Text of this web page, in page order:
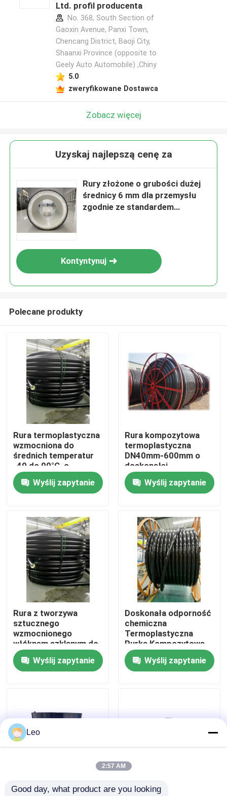
Produkty
Pokaz VR
Wycieczka po fabryce
Kontrola jakości
Aktualności
Wzmocnione rury termoplastyczne
Ltd. profil producenta
No. 368, South Section of
Gaoxin Avenue, Panxi Town,
Chencang District, Baoji City,
Shaanxi Province (opposite to
Geely Auto Automobile) ,Chiny
5.0
zweryfikowane Dostawca
Zobacz więcej
Uzyskaj najlepszą cenę za
Rury złożone o grubości dużej
średnicy 6 mm dla przemysłu
zgodnie ze standardem
Kontyntynuj
Polecane produkty
Rura termoplastyczna
wzmocniona do
średnich temperatur
-40 do 90°C, o
wysokiej odporności
na korozję i trwałej
konstrukcji
Wyślij zapytanie
Rura kompozytowa
termoplastyczna
DN40mm-600mm o
doskonałej
odporności
chemicznej i usłudze
cięcia
Wyślij zapytanie
Rura z tworzywa
sztucznego
wzmocnionego
włóknem szklanym do
układania w gruncie,
odporna na wysokie
temperatury i ciśnienie
Wyślij zapytanie
Doskonała odporność
chemiczna
Termoplastyczna
Rurka Kompozytowa
DN42-DN1200
Standard
SY/T6662.2-2020 w
Wyślij zapytanie
Wysokiego ciśnienia Wzmocnione włókna
Leo
2:57 AM
Good day, what product are you looking